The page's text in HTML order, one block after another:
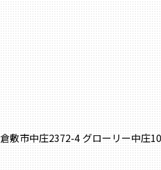
倉敷市中庄2372-4 グローリー中庄